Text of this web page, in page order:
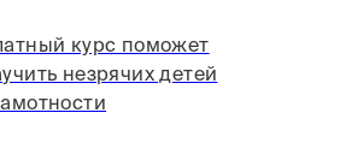
курс поможет
незрячих детей